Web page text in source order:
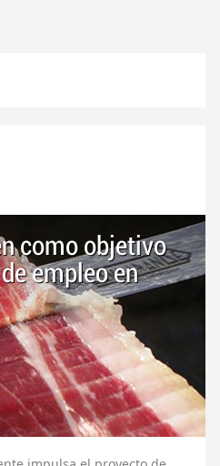
como objetivo
empleo en